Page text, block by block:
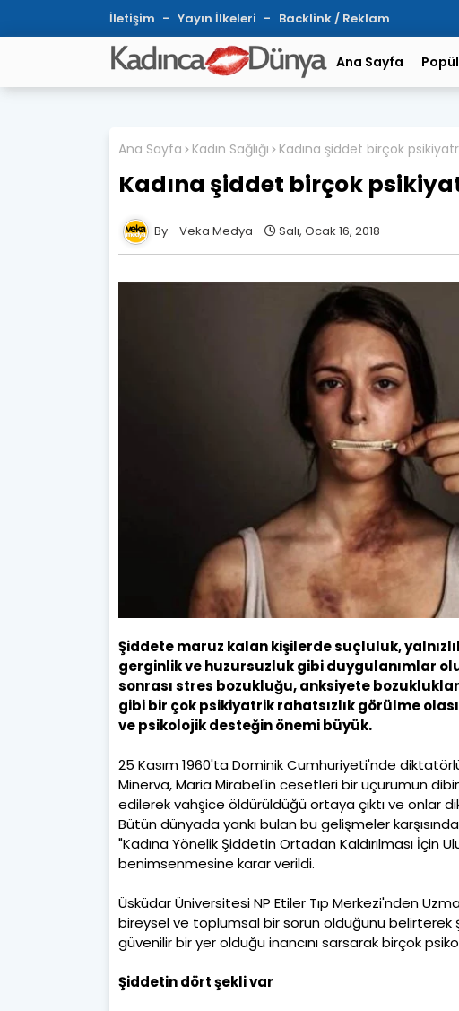
İletişim Yayın İlkeleri Backlink / Reklam
Ana Sayfa
Ana Sayfa Kadın Sağlığı Kadına şiddet birçok
Kadına şiddet birçok
Veka Medya Salı, Ocak 16, 2018
Şiddete maruz kalan kişilerde suçluluk,
gerginlik ve huzursuzluk gibi duygulanımlar
sonrası stres bozukluğu, anksiyete
gibi bir çok psikiyatrik rahatsızlık görülme
ve psikolojik desteğin önemi büyük.
25 Kasım 1960'ta Dominik Cumhuriyeti'nde
Minerva, Maria Mirabel'in cesetleri bir uçurumun
edilerek vahşice öldürüldüğü ortaya çıktı ve onlar
Bütün dünyada yankı bulan bu gelişmeler
"Kadına Yönelik Şiddetin Ortadan Kaldırılması İçin
benimsenmesine karar verildi.
Üsküdar Üniversitesi NP Etiler Tıp Merkezi'nden
bireysel ve toplumsal bir sorun olduğunu belirterek
güvenilir bir yer olduğu inancını sarsarak birçok
Şiddetin dört şekli var